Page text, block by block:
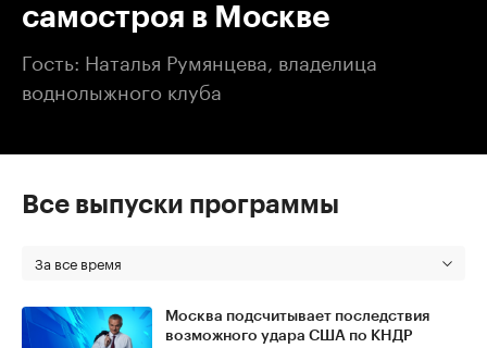
самостроя в Москве
Гость: Наталья Румянцева, владелица
воднолыжного клуба
Все выпуски программы
За все время
Москва подсчитывает последствия
возможного удара США по КНДР